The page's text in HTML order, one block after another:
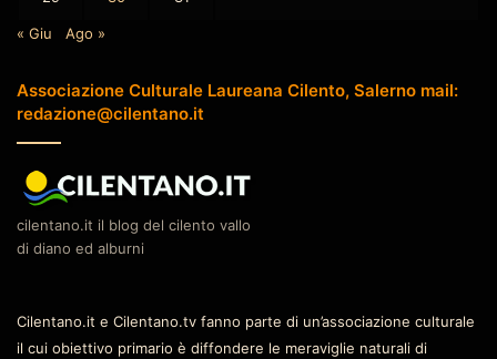
« Giu Ago »
Associazione Culturale Laureana Cilento, Salerno mail:
redazione@cilentano.it
cilentano.it il blog del cilento vallo
di diano ed alburni
Cilentano.it e Cilentano.tv fanno parte di un’associazione culturale
il cui obiettivo primario è diffondere le meraviglie naturali di